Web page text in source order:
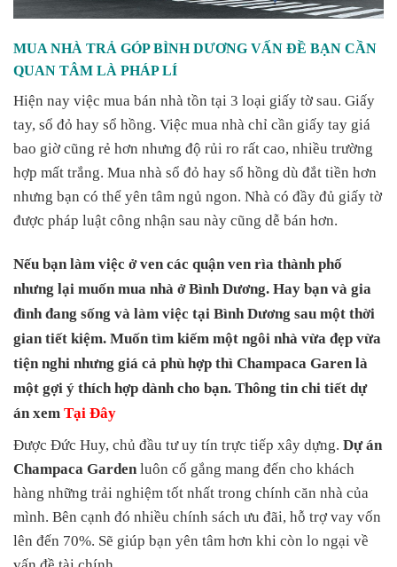
MUA NHÀ TRẢ GÓP BÌNH DƯƠNG VẤN ĐỀ BẠN CẦN
QUAN TÂM LÀ PHÁP LÍ
Hiện nay việc mua bán nhà tồn tại 3 loại giấy tờ sau. Giấy
tay, sổ đỏ hay sổ hồng. Việc mua nhà chỉ cần giấy tay giá
bao giờ cũng rẻ hơn nhưng độ rủi ro rất cao, nhiều trường
hợp mất trắng. Mua nhà sổ đỏ hay sổ hồng dù đắt tiền hơn
nhưng bạn có thể yên tâm ngủ ngon. Nhà có đầy đủ giấy tờ
được pháp luật công nhận sau này cũng dễ bán hơn.
Nếu bạn làm việc ở ven các quận ven rìa thành phố
nhưng lại muốn mua nhà ở Bình Dương. Hay bạn và gia
đình đang sống và làm việc tại Bình Dương sau một thời
gian tiết kiệm. Muốn tìm kiếm một ngôi nhà vừa đẹp vừa
tiện nghi nhưng giá cả phù hợp thì Champaca Garen là
một gợi ý thích hợp dành cho bạn. Thông tin chi tiết dự
án xem Tại Đây
Được Đức Huy, chủ đầu tư uy tín trực tiếp xây dựng. Dự án
Champaca Garden luôn cố gắng mang đến cho khách
hàng những trải nghiệm tốt nhất trong chính căn nhà của
mình. Bên cạnh đó nhiều chính sách ưu đãi, hỗ trợ vay vốn
lên đến 70%. Sẽ giúp bạn yên tâm hơn khi còn lo ngại về